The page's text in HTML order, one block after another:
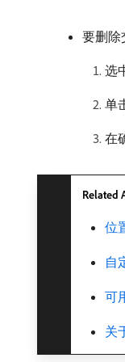
要删除
选
单
在
Related
位
自
可
关